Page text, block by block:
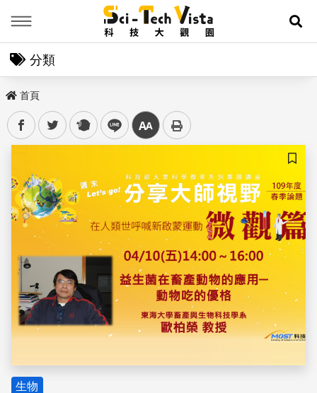
展
分類
首頁
facebooktwitter plurk line 中
儲存
生物